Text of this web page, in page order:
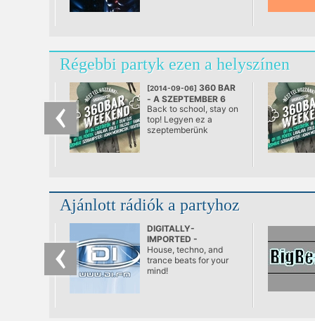
Régebbi partyk ezen a helyszínen
[2014-09-06] 360 BAR
- A SZEPTEMBER 6
@ 360 Bár, Budapest
Back to school, stay on
top! Legyen ez a
szeptemberünk
Ajánlott rádiók a partyhoz
DIGITALLY-
IMPORTED -
Progressive
House, techno, and
trance beats for your
mind!